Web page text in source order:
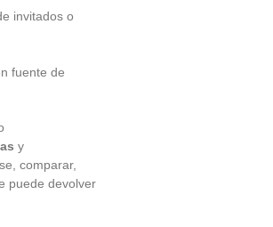
invitados o
fuente de
y
comparar,
puede devolver